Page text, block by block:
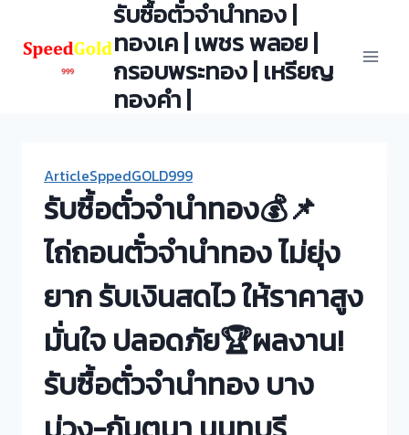
content
รับซื้อตั๋วจำนำทอง |
ทองเค | เพชร พลอย |
กรอบพระทอง | เหรียญ
ทองคำ |
ArticleSppedGOLD999
รับซื้อตั๋วจำนำทอง💰📌
ไถ่ถอนตั๋วจำนำทอง ไม่ยุ่ง
ยาก รับเงินสดไว ให้ราคาสูง
มั่นใจ ปลอดภัย🏆ผลงาน!
รับซื้อตั๋วจำนำทอง บาง